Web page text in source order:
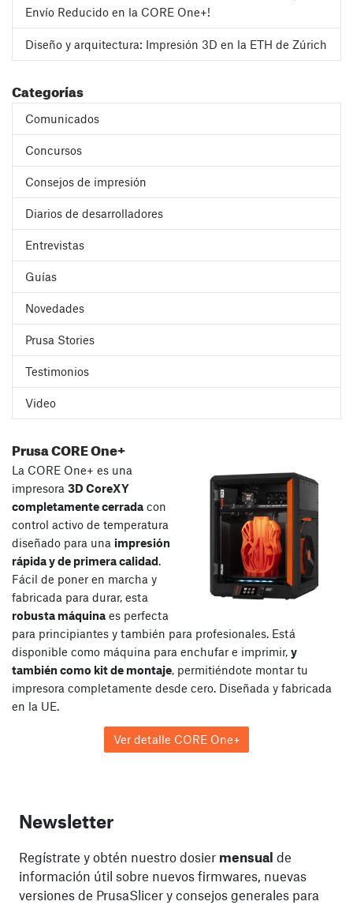
Envío Reducido en la CORE One+!
Diseño y arquitectura: Impresión 3D en la ETH de Zúrich
Categorías
Comunicados
Concursos
Consejos de impresión
Diarios de desarrolladores
Entrevistas
Guías
Novedades
Prusa Stories
Testimonios
Video
Prusa CORE One+
La CORE One+ es una
impresora 3D CoreXY
completamente cerrada con
control activo de temperatura
diseñado para una impresión
rápida y de primera calidad.
Fácil de poner en marcha y
fabricada para durar, esta
robusta máquina es perfecta
para principiantes y también para profesionales. Está
disponible como máquina para enchufar e imprimir, y
también como kit de montaje, permitiéndote montar tu
impresora completamente desde cero. Diseñada y fabricada
en la UE.
Ver detalle CORE One+
Newsletter
Regístrate y obtén nuestro dosier mensual de
información útil sobre nuevos firmwares, nuevas
versiones de PrusaSlicer y consejos generales para